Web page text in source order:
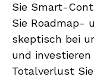
Sie Smart-
Sie Roadmap-
skeptisch bei
und
Totalverlust